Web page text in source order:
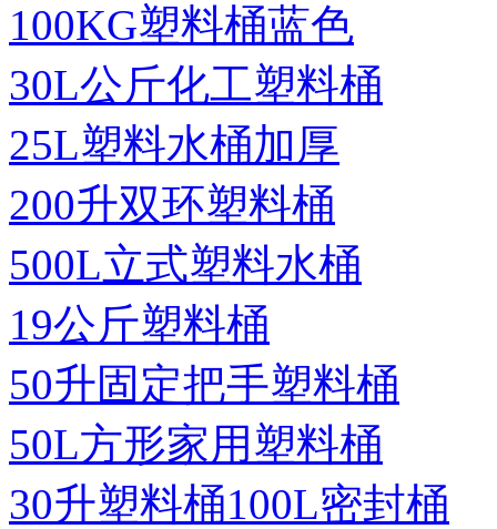
100KG塑料桶蓝色
30L公斤化工塑料桶
25L塑料水桶加厚
200升双环塑料桶
500L立式塑料水桶
19公斤塑料桶
50升固定把手塑料桶
50L方形家用塑料桶
30升塑料桶100L密封桶